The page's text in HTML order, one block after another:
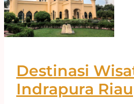
Destinasi
Indrapura Riau